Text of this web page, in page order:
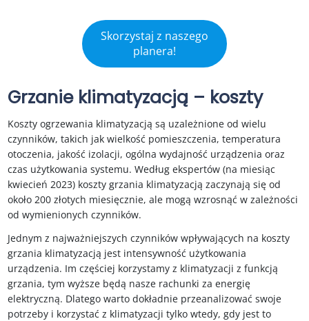
Skorzystaj z naszego
planera!
Grzanie klimatyzacją – koszty
Koszty ogrzewania klimatyzacją są uzależnione od wielu
czynników, takich jak wielkość pomieszczenia, temperatura
otoczenia, jakość izolacji, ogólna wydajność urządzenia oraz
czas użytkowania systemu. Według ekspertów (na miesiąc
kwiecień 2023) koszty grzania klimatyzacją zaczynają się od
około 200 złotych miesięcznie, ale mogą wzrosnąć w zależności
od wymienionych czynników.
Jednym z najważniejszych czynników wpływających na koszty
grzania klimatyzacją jest intensywność użytkowania
urządzenia. Im częściej korzystamy z klimatyzacji z funkcją
grzania, tym wyższe będą nasze rachunki za energię
elektryczną. Dlatego warto dokładnie przeanalizować swoje
potrzeby i korzystać z klimatyzacji tylko wtedy, gdy jest to